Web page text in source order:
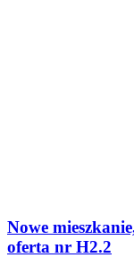
Nowe
oferta nr H2.2